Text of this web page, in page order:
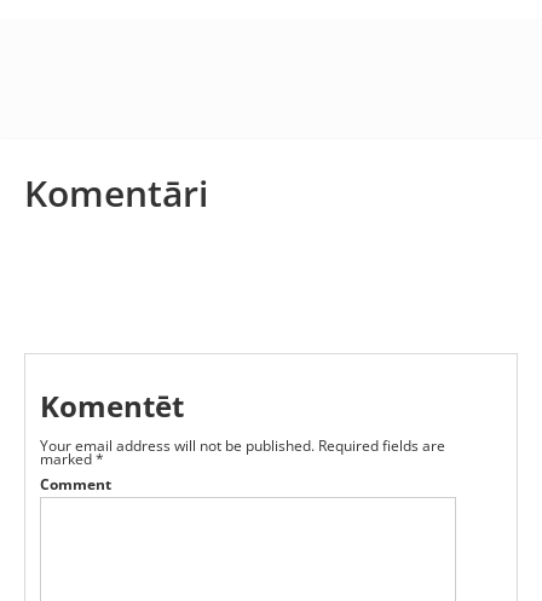
Komentāri
Komentēt
Your email address will not be published. Required fields are
marked*
Comment